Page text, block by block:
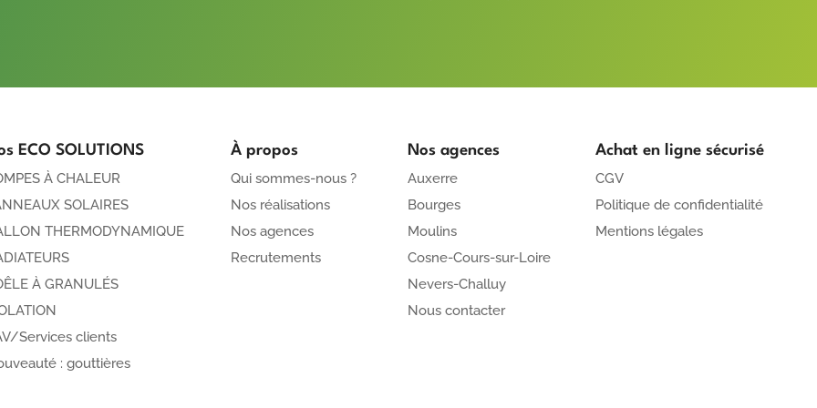
ECO SOLUTIONS
À CHALEUR
SOLAIRES
THERMODYNAMIQUE
À GRANULÉS
Services clients
: gouttières
À propos
Qui sommes-nous ?
Nos réalisations
Nos agences
Recrutements
Nos agences
Auxerre
Bourges
Moulins
Cosne-Cours-sur-Loire
Nevers-Challuy
Nous contacter
Achat en ligne sécurisé
CGV
Politique de confidentialité
Mentions légales